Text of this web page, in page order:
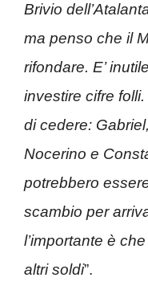
Brivio
ma penso che il
rifondare. E’
investire cifre
di cedere:
Nocerino e
potrebbero
scambio per
l’importante è
altri soldi”.